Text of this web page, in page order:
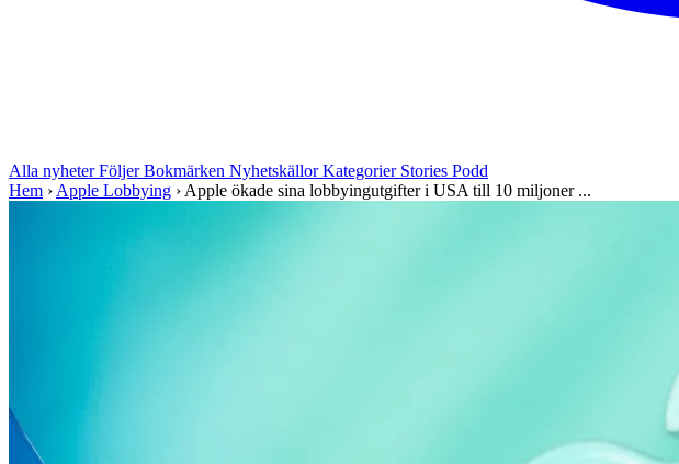
Alla nyheterFöljerBokmärken NyhetskällorKategorier Stories Podd
Hem › Apple Lobbying › Apple ökade sina lobbyingutgifter i USA till 10 miljoner ...